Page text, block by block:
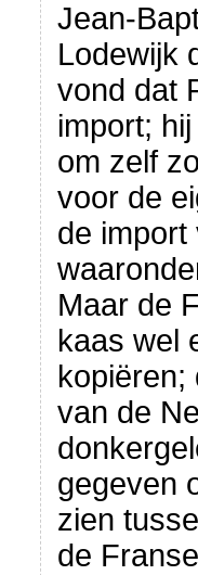
Jean-
Lodewijk
vond dat
import;
om zelf
voor de
de import
Maar de
kaas wel
kopiëren;
van de
gegeven
zien
de